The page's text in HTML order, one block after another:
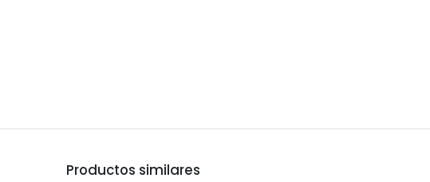
Productos similares